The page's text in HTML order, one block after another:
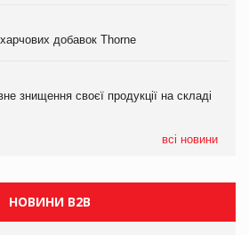
добавок Thorne
знищення своєї продукції на складі
всі новини
хлібобулочні вироби на
добавок Thorne
знищення своєї продукції на складі
НОВИНИ B2B